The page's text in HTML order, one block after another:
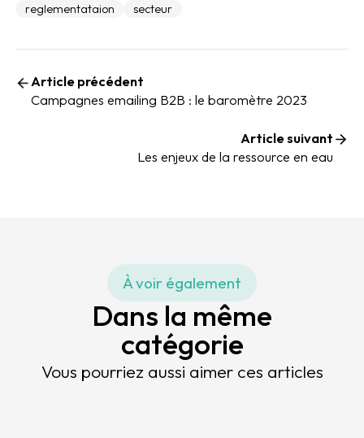
reglementataion
secteur
Article précédent
Campagnes emailing B2B : le baromètre 2023
Article suivant
Les enjeux de la ressource en eau
À voir également
Dans la même
catégorie
Vous pourriez aussi aimer ces articles